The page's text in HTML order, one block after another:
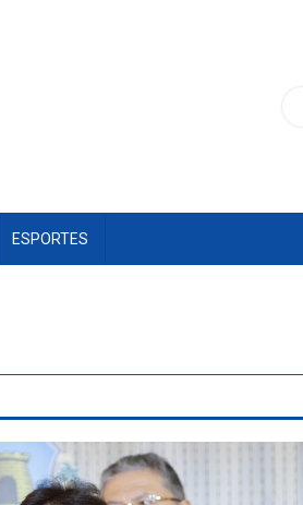
ESPORTES